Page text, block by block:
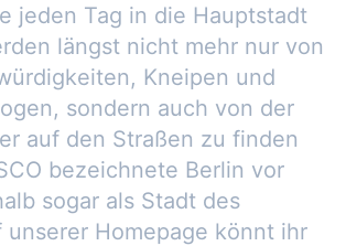
jeden Tag in die Hauptstadt
längst nicht mehr nur von
Kneipen und
sondern auch von der
auf den Straßen zu finden
bezeichnete Berlin vor
sogar als Stadt des
unserer Homepage könnt ihr